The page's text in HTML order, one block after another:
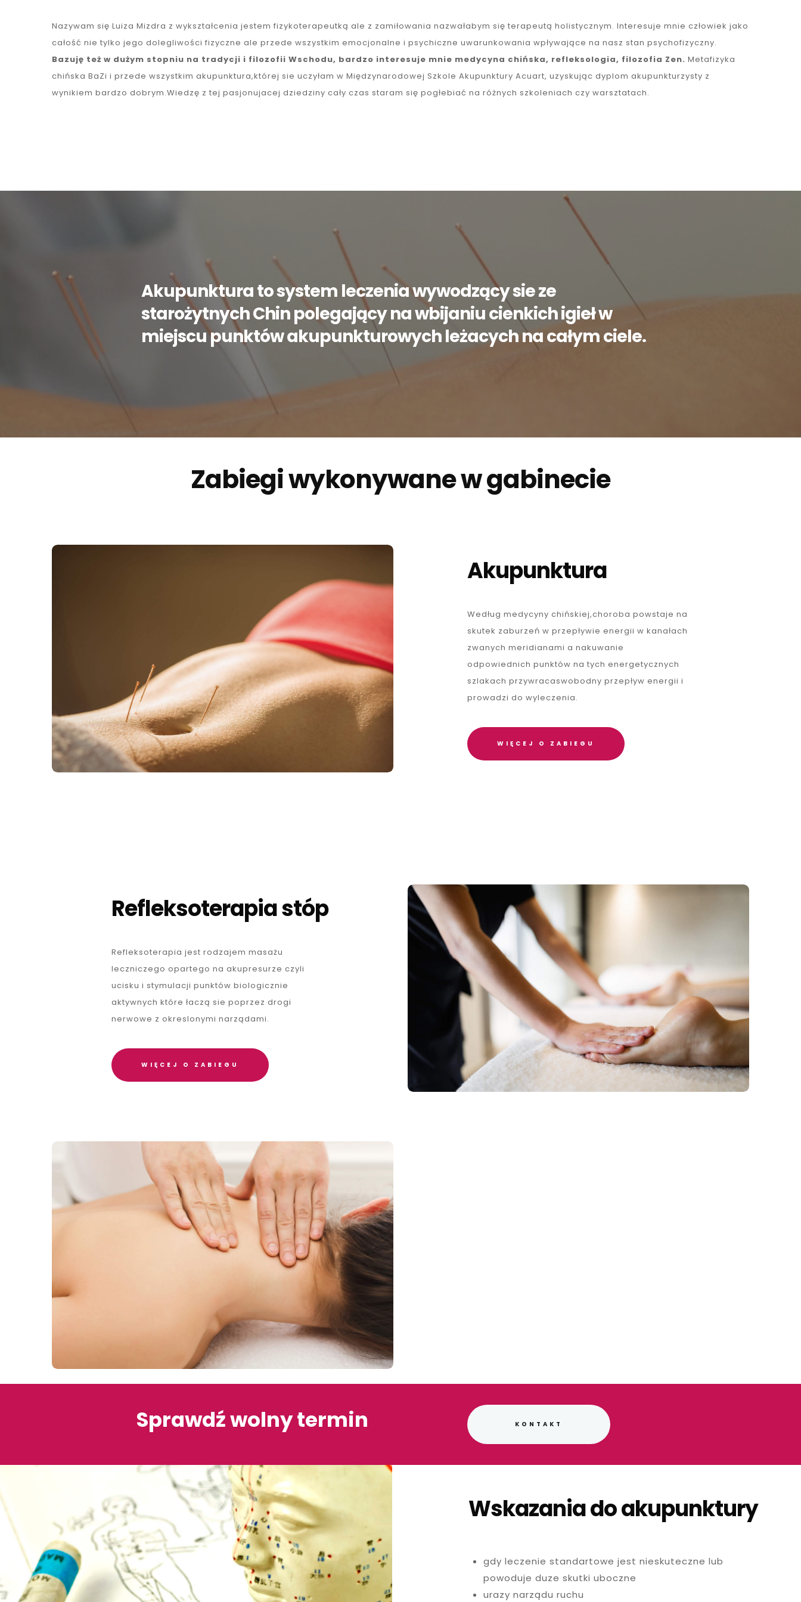
Nazywam się Luiza Mizdra z wykształcenia jestem fizykoterapeutką ale z zamiłowania nazwałabym się terapeutą holistycznym. Interesuje mnie człowiek jako
całość nie tylko jego dolegliwości fizyczne ale przede wszystkim emocjonalne i psychiczne uwarunkowania wpływające na nasz stan psychofizyczny.
Bazuję też w dużym stopniu na tradycji i filozofii Wschodu, bardzo interesuje mnie medycyna chińska, refleksologia, filozofia Zen. Metafizyka
chińska BaZi i przede wszystkim akupunktura,której sie uczyłam w Międzynarodowej Szkole Akupunktury Acuart, uzyskując dyplom akupunkturzysty z
wynikiem bardzo dobrym.Wiedzę z tej pasjonujacej dziedziny cały czas staram się pogłebiać na różnych szkoleniach czy warsztatach.
Akupunktura to system leczenia wywodzący sie ze
starożytnych Chin polegający na wbijaniu cienkich igieł w
miejscu punktów akupunkturowych leżacych na całym ciele.
Zabiegi wykonywane w gabinecie
Akupunktura
Według medycyny chińskiej,choroba powstaje na
skutek zaburzeń w przepływie energii w kanałach
zwanych meridianami a nakuwanie
odpowiednich punktów na tych energetycznych
szlakach przywracaswobodny przepływ energii i
prowadzi do wyleczenia.
WIĘCEJ O ZABIEGU
Refleksoterapia stóp
Refleksoterapia jest rodzajem masażu
leczniczego opartego na akupresurze czyli
ucisku i stymulacji punktów biologicznie
aktywnych które łaczą sie poprzez drogi
nerwowe z okreslonymi narządami.
WIĘCEJ O ZABIEGU
Sprawdź wolny termin KONTAKT
Wskazania do akupunktury
gdy leczenie standartowe jest nieskuteczne lub
powoduje duze skutki uboczne
urazy narządu ruchu